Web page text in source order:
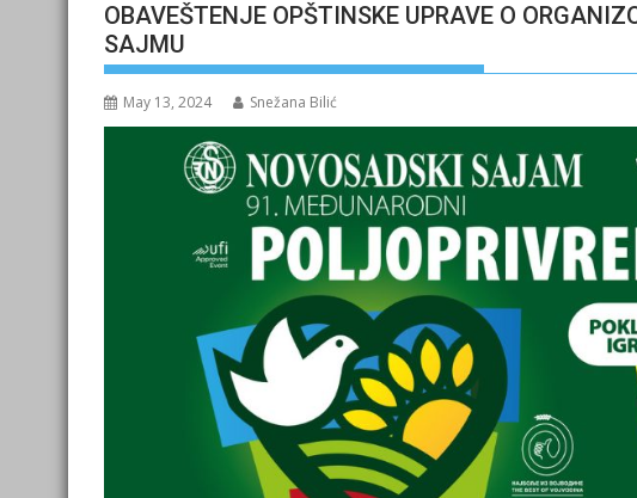
OBAVEŠTENJE OPŠTINSKE UPRAVE O
SAJMU
May 13, 2024 Snežana Bilić